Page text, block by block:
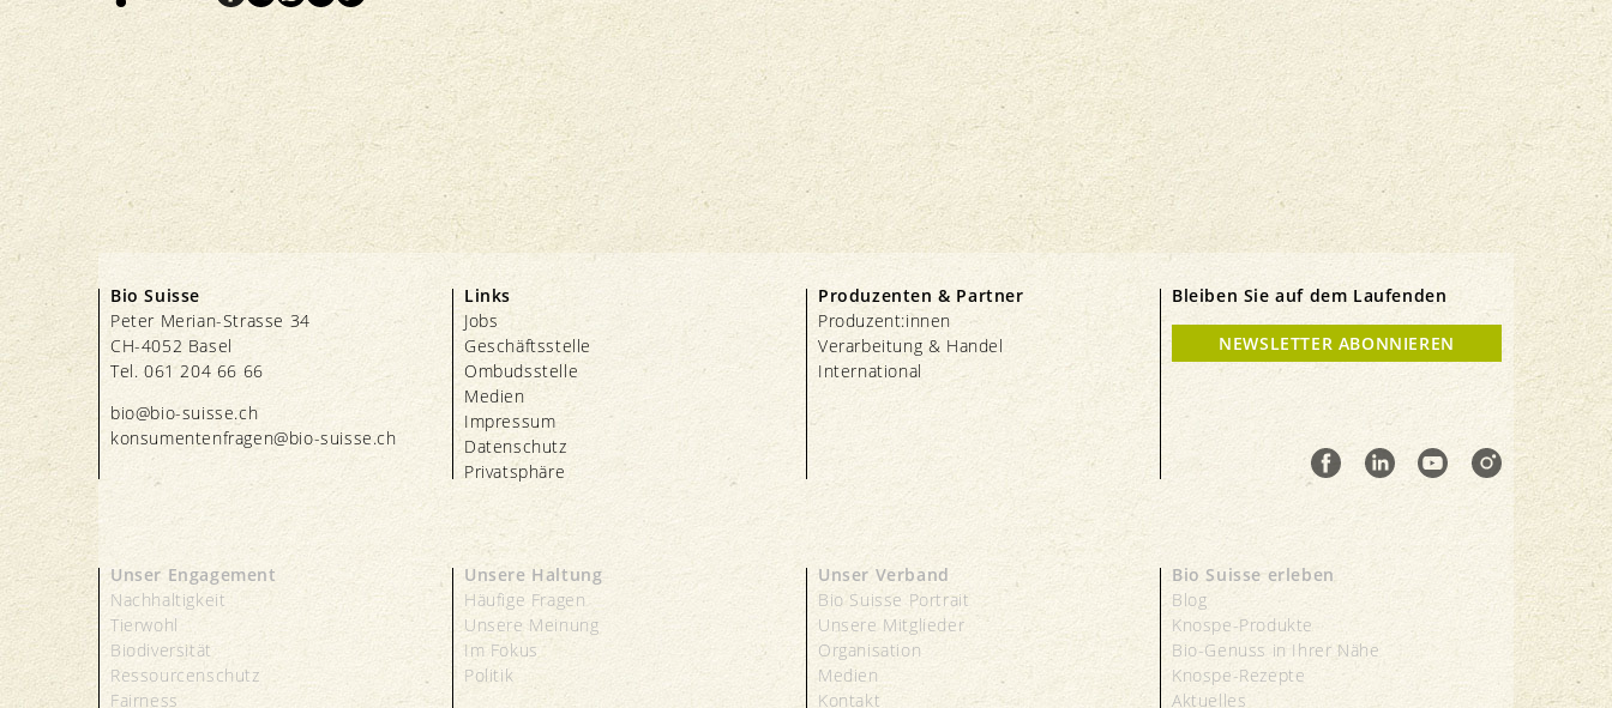
Bio Suisse
Peter Merian-Strasse 34
CH-4052 Basel
Tel. 061 204 66 66
bio@bio-suisse.ch
konsumentenfragen@bio-suisse.ch
Links
Jobs
Geschäftsstelle
Ombudsstelle
Medien
Impressum
Datenschutz
Privatsphäre
Produzenten & Partner
Produzent:innen
Verarbeitung & Handel
International
Bleiben Sie auf dem Laufenden
NEWSLETTER ABONNIEREN
Unser Engagement
Nachhaltigkeit
Tierwohl
Biodiversität
Ressourcenschutz
Fairness
Unsere Haltung
Häufige Fragen
Unsere Meinung
Im Fokus
Politik
Unser Verband
Bio Suisse Portrait
Unsere Mitglieder
Organisation
Medien
Kontakt
Bio Suisse erleben
Blog
Knospe-Produkte
Bio-Genuss in Ihrer Nähe
Knospe-Rezepte
Aktuelles